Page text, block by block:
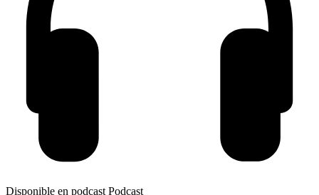
Disponible en podcast Podcast